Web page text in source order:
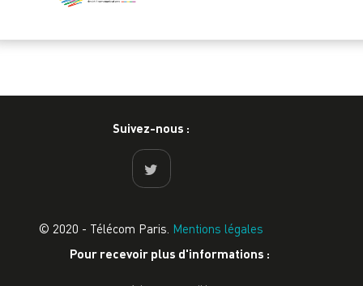
Suivez-nous :
© 2020 - Télécom Paris. Mentions légales
Pour recevoir plus d'informations :